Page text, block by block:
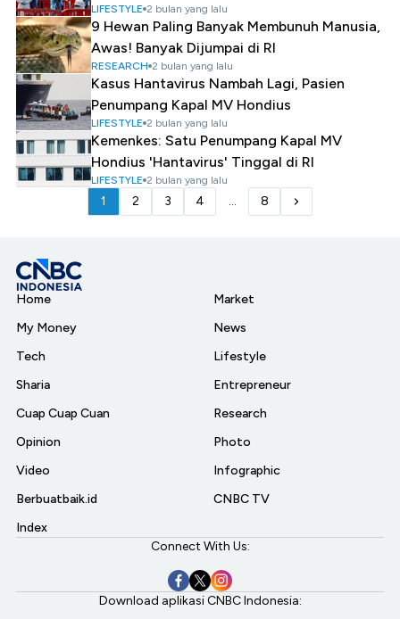
LIFESTYLE 2 bulan yang lalu
9 Hewan Paling Banyak Membunuh Manusia,
Awas! Banyak Dijumpai di RI
RESEARCH 2 bulan yang lalu
Kasus Hantavirus Nambah Lagi, Pasien
Penumpang Kapal MV Hondius
LIFESTYLE 2 bulan yang lalu
Kemenkes: Satu Penumpang Kapal MV
Hondius 'Hantavirus' Tinggal di RI
LIFESTYLE 2 bulan yang lalu
1 2 3 4 ... 8
Home
My Money
Tech
Sharia
Cuap Cuap Cuan
Opinion
Video
Berbuatbaik.id
Index
Market
News
Lifestyle
Entrepreneur
Research
Photo
Infographic
CNBC TV
Connect With Us:
Download aplikasi CNBC Indonesia: